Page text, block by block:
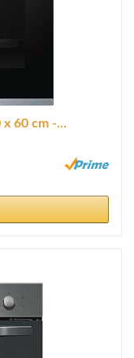
x 60 cm -...